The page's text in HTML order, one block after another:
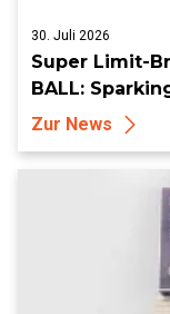
30. Juli 2026
Super Limit-
BALL:
Zur News